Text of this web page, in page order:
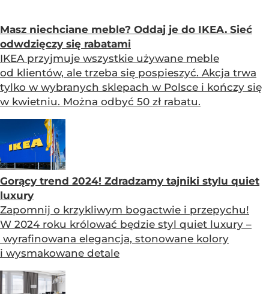
Masz niechciane meble? Oddaj je do IKEA. Sieć
odwdzięczy się rabatami
IKEA przyjmuje wszystkie używane meble
od klientów, ale trzeba się pospieszyć. Akcja trwa
tylko w wybranych sklepach w Polsce i kończy się
w kwietniu. Można odbyć 50 zł rabatu.
Gorący trend 2024! Zdradzamy tajniki stylu quiet
luxury
Zapomnij o krzykliwym bogactwie i przepychu!
W 2024 roku królować będzie styl quiet luxury –
wyrafinowana elegancja, stonowane kolory
i wysmakowane detale